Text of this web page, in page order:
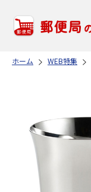
ホーム WEB特集